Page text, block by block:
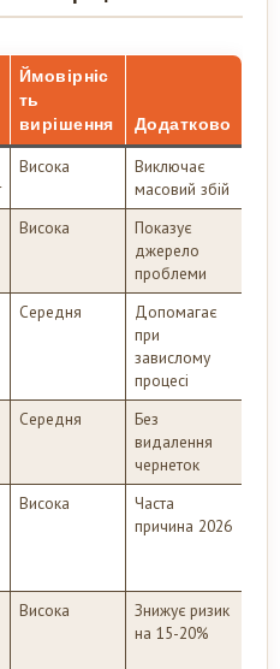
Ймовірніс
ть
вирішення
Додатково
Висока
Виключає
масовий збій
Висока
Показує
джерело
проблеми
Середня
Допомагає
при
завислому
процесі
Середня
Без
видалення
чернеток
Висока
Часта
причина 2026
Висока
Знижує ризик
на 15-20%